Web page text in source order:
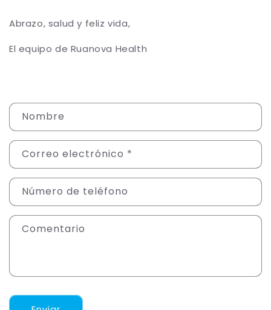
Abrazo, salud y feliz vida,
El equipo de Ruanova Health
F
o
r
u
l
a
r
d
c
Nombre
Correo electrónico *
Número de teléfono
Comentario